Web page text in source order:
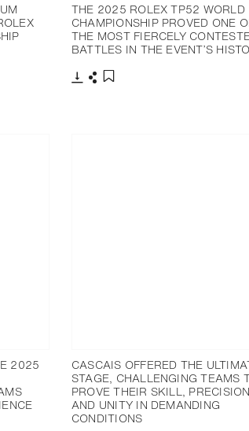
THE 2025 ROLEX TP52 WORLD
CHAMPIONSHIP PROVED ONE
THE MOST FIERCELY
BATTLES IN THE EVENT’S
2025
CASCAIS OFFERED THE
STAGE, CHALLENGING TEAMS
PROVE THEIR SKILL, PRECISION
AND UNITY IN DEMANDING
CONDITIONS